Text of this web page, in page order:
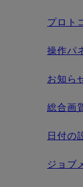
プロト
操作パ
お知ら
総合画
日付の
ジョブ